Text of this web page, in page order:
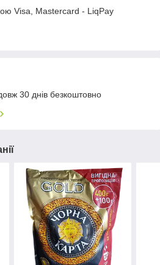
Visa, Mastercard - LiqPay
30 днів безкоштовно